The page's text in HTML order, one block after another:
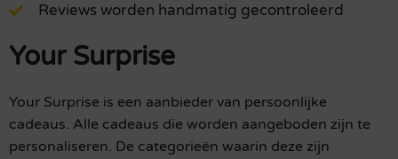
Reviews worden handmatig gecontroleerd
Your Surprise
Your Surprise is een aanbieder van persoonlijke
cadeaus. Alle cadeaus die worden aangeboden zijn te
personaliseren. De categorieën waarin deze zijn